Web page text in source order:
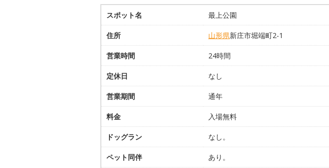
スポット名 最上公園
住所 山形県新庄市堀端町2-1
営業時間 24時間
定休日 なし
営業期間 通年
料金 入場無料
ドッグラン なし。
ペット同伴 あり。